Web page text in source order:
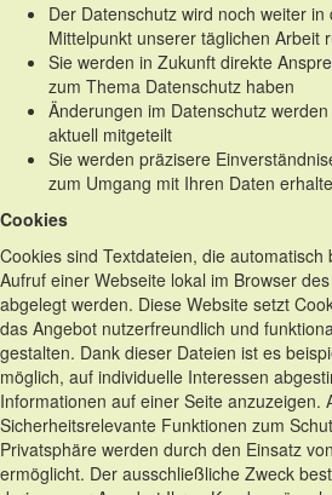
Der Datenschutz wird noch weiter in
Mittelpunkt unserer täglichen Arbeit
Sie werden in Zukunft direkte
zum Thema Datenschutz haben
Änderungen im Datenschutz
aktuell mitgeteilt
Sie werden präzisere
zum Umgang mit Ihren Daten
Cookies
Cookies sind Textdateien, die automatisch
Aufruf einer Webseite lokal im Browser
abgelegt werden. Diese Website setzt
das Angebot nutzerfreundlich und
gestalten. Dank dieser Dateien ist es
möglich, auf individuelle Interessen
Informationen auf einer Seite anzuzeigen.
Sicherheitsrelevante Funktionen zum
Privatsphäre werden durch den Einsatz
ermöglicht. Der ausschließliche Zweck